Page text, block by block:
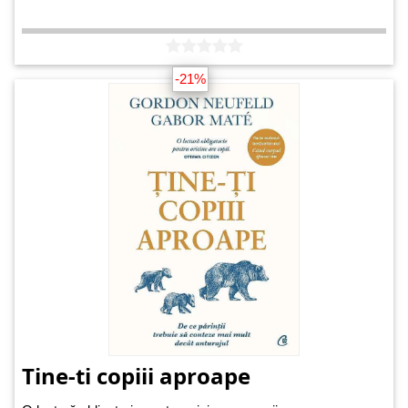
-21%
Tine-ti copiii aproape